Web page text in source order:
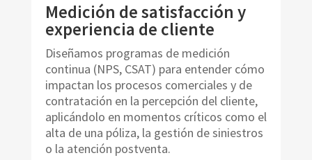
Medición de satisfacción y
experiencia de cliente
Diseñamos programas de medición
continua (NPS, CSAT) para entender cómo
impactan los procesos comerciales y de
contratación en la percepción del cliente,
aplicándolo en momentos críticos como el
alta de una póliza, la gestión de siniestros
o la atención postventa.